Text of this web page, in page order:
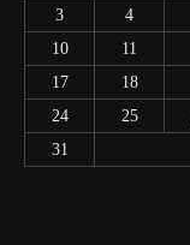
3
4
10
11
17
18
24
25
31